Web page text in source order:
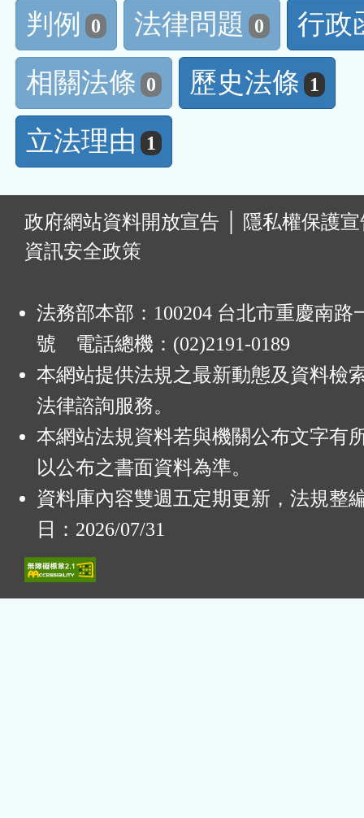
判例
0 法律問題 0
行政
相關法條 0 歷史法條 1
立法理由 1
政府網站資料開放宣告
隱私權保護
資訊安全政策
法務部本部：100204 台北市重慶南路
號 電話總機：(02)2191-0189
本網站提供法規之最新動態及資料檢
法律諮詢服務。
本網站法規資料若與機關公布文字有
以公布之書面資料為準。
資料庫內容雙週五定期更新，法規整
日：2026/07/31